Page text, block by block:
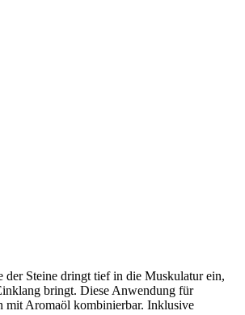
der Steine dringt tief in die Muskulatur ein,
bringt. Diese Anwendung für
mit Aromaöl kombinierbar. Inklusive